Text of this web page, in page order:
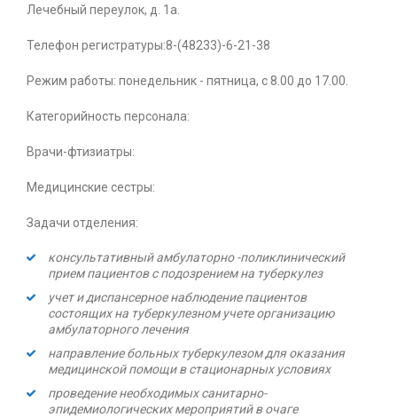
Лечебный переулок, д. 1а.
Телефон регистратуры:8-(48233)-6-21-38
Режим работы: понедельник - пятница, с 8.00 до 17.00.
Категорийность персонала:
Врачи-фтизиатры:
Медицинские сестры:
Задачи отделения:
консультативный амбулаторно -поликлинический
прием пациентов с подозрением на туберкулез
учет и диспансерное наблюдение пациентов
состоящих на туберкулезном учете организацию
амбулаторного лечения
направление больных туберкулезом для оказания
медицинской помощи в стационарных условиях
проведение необходимых санитарно-
эпидемиологических мероприятий в очаге